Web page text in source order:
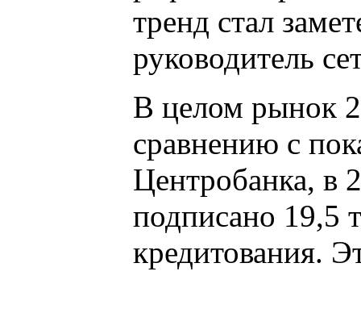
тренд стал
руководитель
В целом рынок
сравнению с
Центробанка, в
подписано 19,5
кредитования.